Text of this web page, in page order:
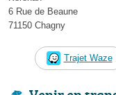
6 Rue de Beaune
71150 Chagny
Trajet Waze